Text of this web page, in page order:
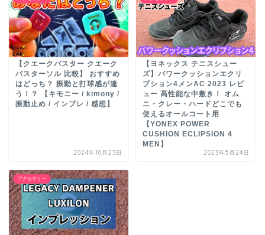
【クエークバスター クエーク
バスターソル 比較】 おすすめ
はどっち？ 振動と打球感が違
う！？ 【キモニー / kimony /
振動止め / インプレ / 感想】
2024年10月23日
【ヨネックス テニスシュー
ズ】パワークッションエクリ
プション4メンAC 2023 レビ
ュー 高性能な中敷き！ オム
ニ・クレー・ハードどこでも
使えるオールコート用
【YONEX POWER
CUSHION ECLIPSION 4
MEN】
2023年5月24日
アクセサリー